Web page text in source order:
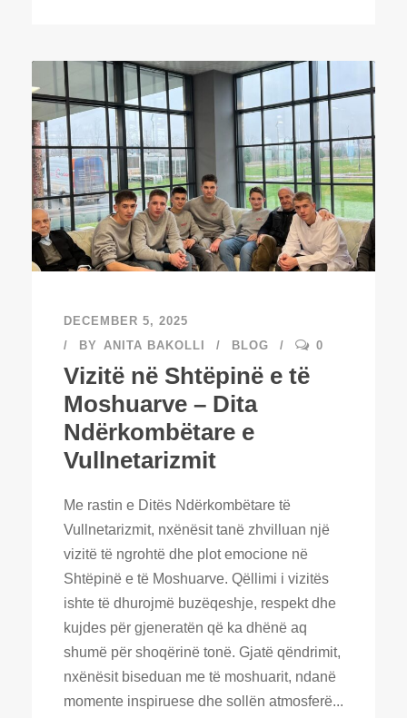
DECEMBER 5, 2025
BY ANITA BAKOLLI BLOG 0
Vizitë në Shtëpinë e të
Moshuarve – Dita
Ndërkombëtare e
Vullnetarizmit
Me rastin e Ditës Ndërkombëtare të
Vullnetarizmit, nxënësit tanë zhvilluan një
vizitë të ngrohtë dhe plot emocione në
Shtëpinë e të Moshuarve. Qëllimi i vizitës
ishte të dhurojmë buzëqeshje, respekt dhe
kujdes për gjeneratën që ka dhënë aq
shumë për shoqërinë tonë. Gjatë qëndrimit,
nxënësit biseduan me të moshuarit, ndanë
momente inspiruese dhe sollën atmosferë...